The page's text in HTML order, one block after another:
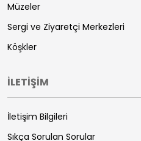
Müzeler
Sergi ve Ziyaretçi Merkezleri
Köşkler
İLETİŞİM
İletişim Bilgileri
Sıkça Sorulan Sorular